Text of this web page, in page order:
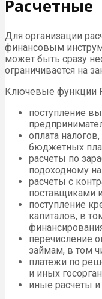
Расчетные
Для организации
финансовым
может быть сразу
ограничивается на
Ключевые функции
поступление
оплата
бюджетных
расчеты по
подоходному
расчеты с
поставщиками
поступление
капиталов, в
перечисление
займам, в том
платежи по
и иных
иные расчеты